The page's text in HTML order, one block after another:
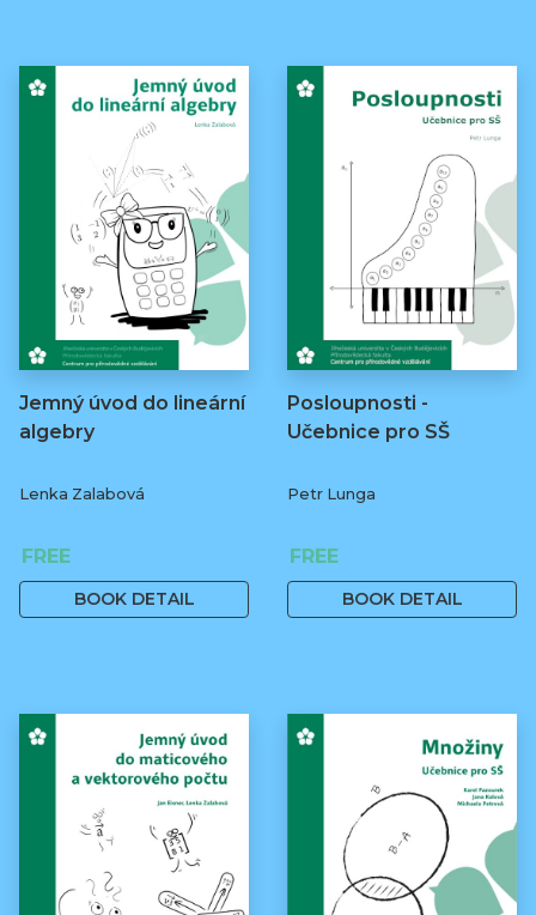
Jemný úvod do lineární
algebry
Lenka Zalabová
FREE
BOOK DETAIL
Posloupnosti -
Učebnice pro SŠ
Petr Lunga
FREE
BOOK DETAIL